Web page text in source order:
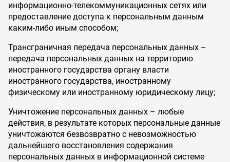
информационно-телекоммуникационных сетях или
предоставление доступа к персональным данным
каким-либо иным способом;
Трансграничная передача персональных данных –
передача персональных данных на территорию
иностранного государства органу власти
иностранного государства, иностранному
физическому или иностранному юридическому лицу;
Уничтожение персональных данных – любые
действия, в результате которых персональные данные
уничтожаются безвозвратно с невозможностью
дальнейшего восстановления содержания
персональных данных в информационной системе